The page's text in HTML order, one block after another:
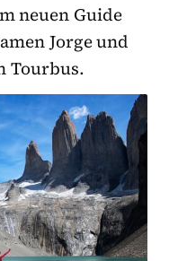
neuen Guide
Jorge und
Tourbus.